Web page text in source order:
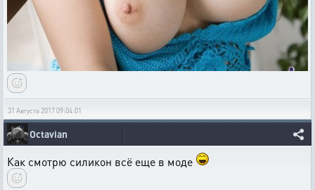
31 Августа 2017 09:04:01
Octavian
Как смотрю силикон всё еще в моде